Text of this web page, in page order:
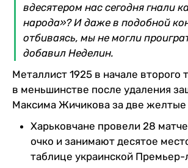
вдесятером нас сегодня гнали
народа»? И даже в подобной
отбиваясь, мы не могли
добавил Неделин.
Металлист 1925 в начале второго
в меньшинстве после удаления
Максима Жичикова за две желтые
Харьковчане провели 28
очко и занимают десятое
таблице украинской Премьер-